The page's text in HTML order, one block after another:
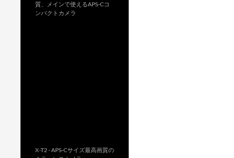
質、メインで使えるAPS-Cコ
ンパクトカメラ
X-T2 - APS-Cサイズ最高画質の